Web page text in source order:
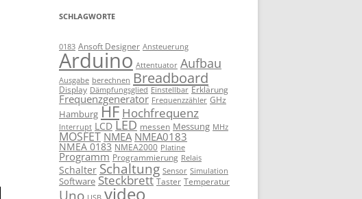
SCHLAGWORTE
0183 Ansoft Designer Ansteuerung
Arduino Attentuator Aufbau
Ausgabe berechnen Breadboard
Display Dämpfungsglied Einstellbar Erklärung
Frequenzgenerator Frequenzzähler GHz
Hamburg HF Hochfrequenz
Interrupt LCD LED messen Messung MHz
MOSFET NMEA NMEA0183
NMEA 0183 NMEA2000 Platine
Programm Programmierung Relais
Schalter Schaltung Sensor Simulation
Software Steckbrett Taster Temperatur
Uno video